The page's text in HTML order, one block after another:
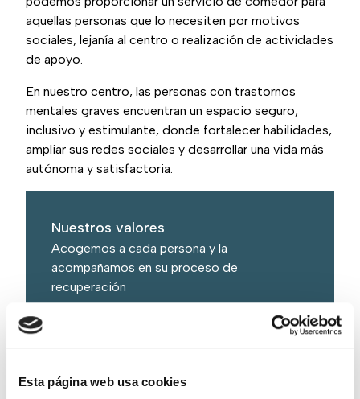
Esta página web usa cookies
aquellas personas que lo necesiten por motivos
sociales, lejanía al centro o realización de actividades
de apoyo.
En nuestro centro, las personas con trastornos
mentales graves encuentran un espacio seguro,
inclusivo y estimulante, donde fortalecer habilidades,
ampliar sus redes sociales y desarrollar una vida más
autónoma y satisfactoria.
Nuestros valores
Acogemos a cada persona y la
acompañamos en su proceso de
recuperación
Dónde estamos